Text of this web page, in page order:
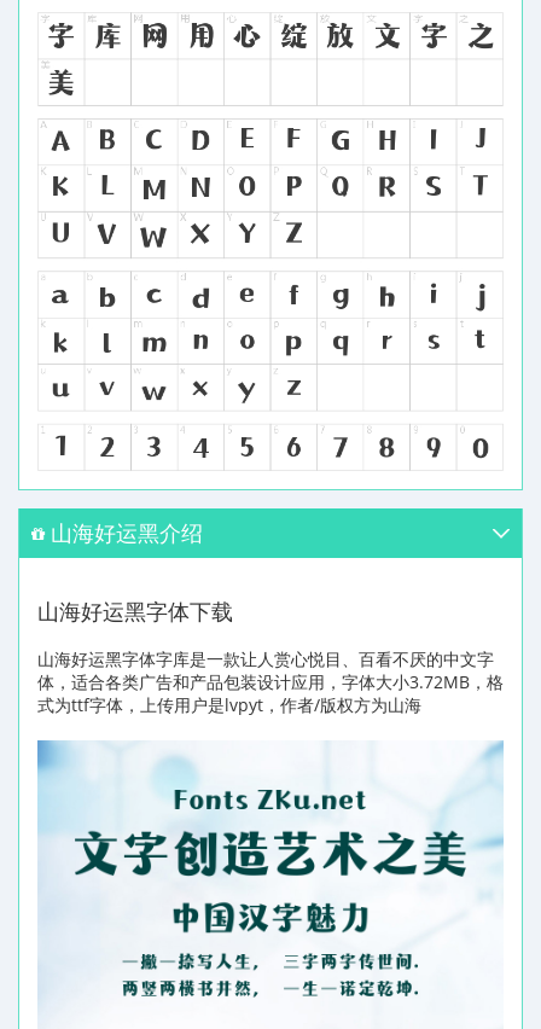
山海好运黑介绍
山海好运黑字体下载
山海好运黑字体字库是一款让人赏心悦目、百看不厌的中文字
体，适合各类广告和产品包装设计应用，字体大小3.72MB，格
式为ttf字体，上传用户是lvpyt，作者/版权方为山海